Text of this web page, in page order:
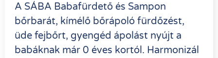
A SÁBA Babafürdető és Sampon
bőrbarát, kímélő bőrápoló fürdőzést,
üde fejbőrt, gyengéd ápolást nyújt a
babáknak már 0 éves kortól. Harmonizál